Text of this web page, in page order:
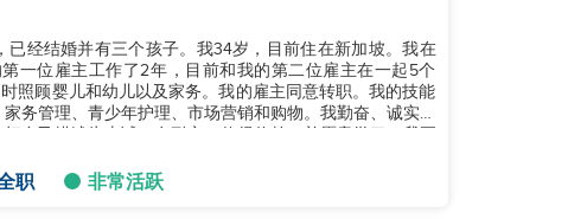
经结婚并有三个孩子。我34岁，目前住在新加坡。我在
一位雇主工作了2年，目前和我的第二位雇主在一起5个
照顾婴儿和幼儿以及家务。我的雇主同意转职。我的技能
务管理、青少年护理、市场营销和购物。我勤奋、诚实、
职 非常活跃